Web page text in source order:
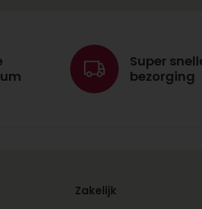
Super
bezorging
Zakelijk